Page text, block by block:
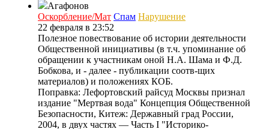
Агафонов
Оскорбление/Мат Спам Нарушение
22 февраля в 23:52
Полезное повествование об истории деятельности
Общественной инициативы (в т.ч. упоминание об
обращении к участникам оной Н.А. Шама и Ф.Д.
Бобкова, и - далее - публикации соотв-щих
материалов) и положениях КОБ.
Поправка: Лефортовский райсуд Москвы признал
издание "Мертвая вода" Концепция Общественной
Безопасности, Китеж: Державный град России,
2004, в двух частях — Часть I "Историко-